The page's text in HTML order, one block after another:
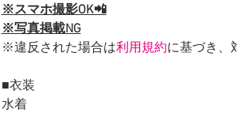
※スマホ撮影OK📲
※写真掲載NG
※違反された場合は利用規約に基づき、
■衣装
水着